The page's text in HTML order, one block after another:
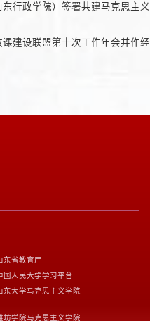
行政学院）签署共建马克思主义
建设联盟第十次工作年会并作经
东省教育厅
国人民大学学习平台
东大学马克思主义学院
坊学院马克思主义学院